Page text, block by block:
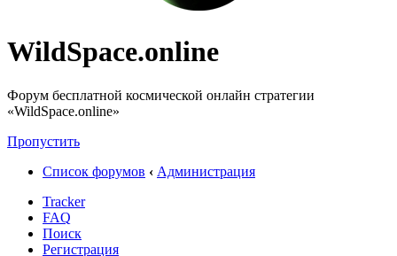
WildSpace.online
Форум бесплатной космической онлайн стратегии
«WildSpace.online»
Пропустить
Список форумов ‹ Администрация
Tracker
FAQ
Поиск
Регистрация